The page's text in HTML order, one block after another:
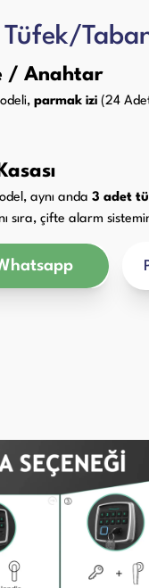
/ Anahtar
parmak izi (24
aynı anda 3 adet
sıra, çifte alarm